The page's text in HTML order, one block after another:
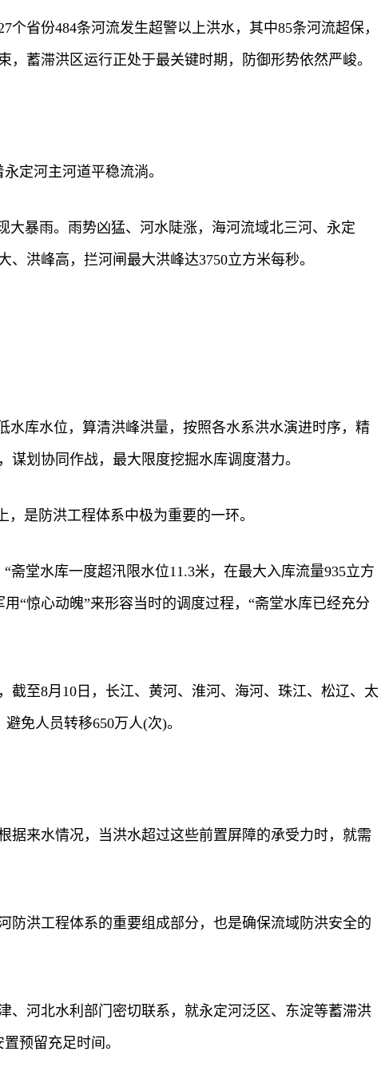
省份484条河流发生超警以上洪水，其中85条河流超保，
蓄滞洪区运行正处于最关键时期，防御形势依然严峻。
定河主河道平稳流淌。
大暴雨。雨势凶猛、河水陡涨，海河流域北三河、永定
洪峰高，拦河闸最大洪峰达3750立方米每秒。
水库水位，算清洪峰洪量，按照各水系洪水演进时序，精
划协同作战，最大限度挖掘水库调度潜力。
是防洪工程体系中极为重要的一环。
堂水库一度超汛限水位11.3米，在最大入库流量935立方
“惊心动魄”来形容当时的调度过程，“斋堂水库已经充分
至8月10日，长江、黄河、淮河、海河、珠江、松辽、太
免人员转移650万人(次)。
据来水情况，当洪水超过这些前置屏障的承受力时，就需
防洪工程体系的重要组成部分，也是确保流域防洪安全的
、河北水利部门密切联系，就永定河泛区、东淀等蓄滞洪
预留充足时间。